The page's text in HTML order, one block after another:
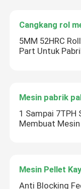
Cangkang rol
5MM 52HRC
Part Untuk
Mesin pabrik
1 Sampai 7TPH
Membuat
Mesin Pellet
Anti Blocking